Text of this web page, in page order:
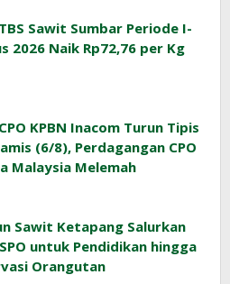
Sawit Sumbar Periode I-
2026 Naik Rp72,76 per Kg
KPBN Inacom Turun Tipis
(6/8), Perdagangan CPO
Malaysia Melemah
Sawit Ketapang Salurkan
untuk Pendidikan hingga
Orangutan